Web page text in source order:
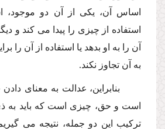
اساس آن، یكى از آن دو موجود،
استفاده از چیزى را پیدا مى كند
آن را به او بدهد یا استفاده از آن را
به آن تجاوز نكند.
بنابراین، عدالت به معناى
است و حق، چیزى است كه باید به
تركیب این دو جمله، نتیجه مى